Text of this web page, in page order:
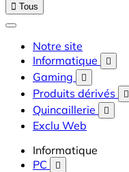
 Tous
Notre site
Informatique

Gaming 
Produits dérivés 
Quincaillerie 
Exclu Web
Informatique
PC
